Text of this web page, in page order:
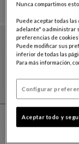
Mah Jong
Jean Paul Gaultier -
Nunca compartimos
Puede aceptar todas
adelante" o administrar
preferencias de
Puede modificar sus
inferior de todas las
Para más información,
Configurar
Aceptar todo y